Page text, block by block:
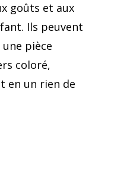
goûts et aux
Ils peuvent
pièce
coloré,
en un rien de